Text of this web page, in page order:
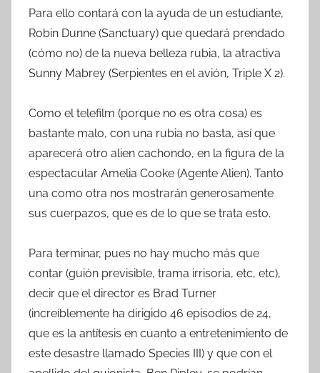
Para ello contará con la ayuda de un estudiante,
Robin Dunne (Sanctuary) que quedará prendado
(cómo no) de la nueva belleza rubia, la atractiva
Sunny Mabrey (Serpientes en el avión, Triple X 2).
Como el telefilm (porque no es otra cosa) es
bastante malo, con una rubia no basta, así que
aparecerá otro alien cachondo, en la figura de la
espectacular Amelia Cooke (Agente Alien). Tanto
una como otra nos mostrarán generosamente
sus cuerpazos, que es de lo que se trata esto.
Para terminar, pues no hay mucho más que
contar (guión previsible, trama irrisoria, etc, etc),
decir que el director es Brad Turner
(increíblemente ha dirigido 46 episodios de 24,
que es la antítesis en cuanto a entretenimiento de
este desastre llamado Species III) y que con el